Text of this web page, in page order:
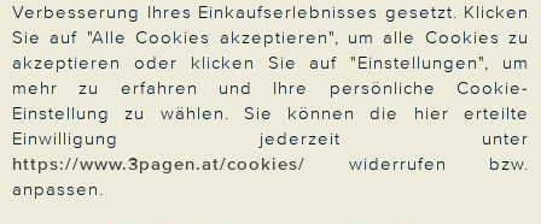
Zahlung & Versand
Über 3PAGEN
Verbesserung Ihres Einkaufserlebnisses gesetzt. Klicken
Sie auf "Alle Cookies akzeptieren", um alle Cookies zu
akzeptieren oder klicken Sie auf "Einstellungen", um
mehr zu erfahren und Ihre persönliche Cookie-
Einstellung zu wählen. Sie können die hier erteilte
Einwilligung jederzeit unter
https://www.3pagen.at/cookies/ widerrufen bzw.
anpassen.